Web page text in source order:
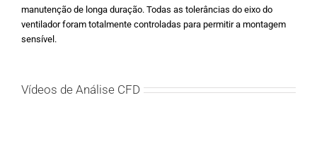
manutenção de longa duração. Todas as tolerâncias do eixo do
ventilador foram totalmente controladas para permitir a montagem
sensível.
Vídeos de Análise CFD